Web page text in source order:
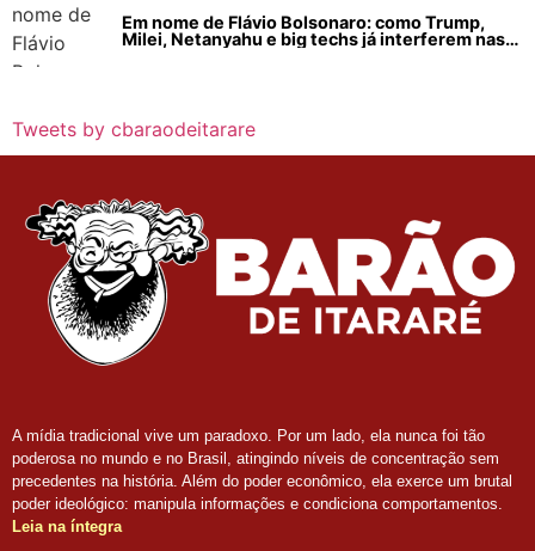
Em nome de Flávio Bolsonaro: como Trump,
Milei, Netanyahu e big techs já interferem nas
Tweets by cbaraodeitarare
A mídia tradicional vive um paradoxo. Por um lado, ela nunca foi tão
poderosa no mundo e no Brasil, atingindo níveis de concentração sem
precedentes na história. Além do poder econômico, ela exerce um brutal
poder ideológico: manipula informações e condiciona comportamentos.
Leia na íntegra